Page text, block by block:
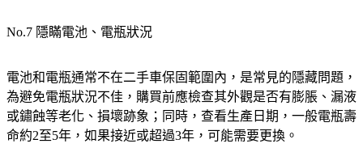
No.7 隱瞞電池、電瓶狀況
電池和電瓶通常不在二手車保固範圍內，是常見的隱藏問題，
為避免電瓶狀況不佳，購買前應檢查其外觀是否有膨脹、漏液
或鏽蝕等老化、損壞跡象；同時，查看生產日期，一般電瓶壽
命約2至5年，如果接近或超過3年，可能需要更換。